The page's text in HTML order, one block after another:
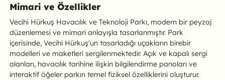
Mimari ve Özellikler
Vecihi Hürkuş Havacılık ve Teknoloji Parkı, modern bir peyzaj
düzenlemesi ve mimari anlayışla tasarlanmıştır. Park
içerisinde, Vecihi Hürkuş'un tasarladığı uçakların birebir
modelleri ve maketleri sergilenmektedir. Açık ve kapalı sergi
alanları, havacılık tarihine ilişkin bilgilendirme panoları ve
interaktif öğeler parkın temel fiziksel özelliklerini oluşturur.